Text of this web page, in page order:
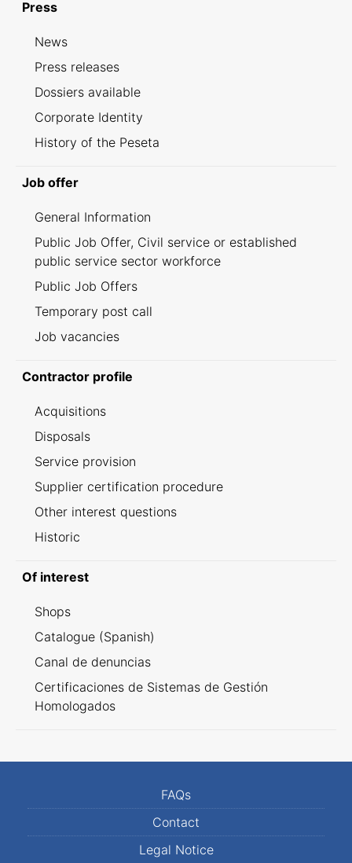
Press
News
Press releases
Dossiers available
Corporate Identity
History of the Peseta
Job offer
General Information
Public Job Offer, Civil service or established
public service sector workforce
Public Job Offers
Temporary post call
Job vacancies
Contractor profile
Acquisitions
Disposals
Service provision
Supplier certification procedure
Other interest questions
Historic
Of interest
Shops
Catalogue (Spanish)
Canal de denuncias
Certificaciones de Sistemas de Gestión
Homologados
FAQs
Contact
Legal Notice